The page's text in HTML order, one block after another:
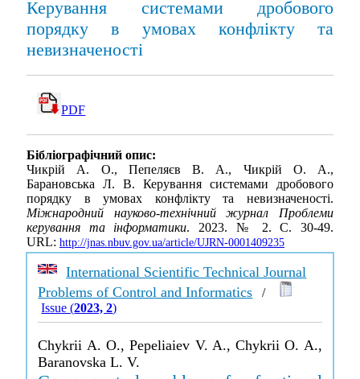
Керування системами дробового
порядку в умовах конфлікту та
невизначеності
PDF
Бібліографічний опис:
Чикрій А. О., Пепеляєв В. А., Чикрій О. А.,
Барановська Л. В. Керування системами дробового
порядку в умовах конфлікту та невизначеності.
Міжнародний науково-технічний журнал Проблеми
керування та інформатики. 2023. № 2. С. 30-49.
URL: http://jnas.nbuv.gov.ua/article/UJRN-0001409235
International Scientific Technical Journal
Problems of Control and Informatics /
Issue (2023, 2)
Chykrii A. O., Pepeliaiev V. A., Chykrii O. A.,
Baranovska L. V.